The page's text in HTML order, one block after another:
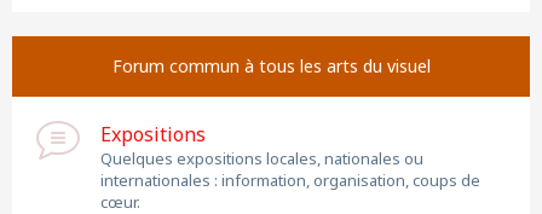
Forum commun à tous les arts du visuel
Expositions
Quelques expositions locales, nationales ou
internationales : information, organisation, coups de
cœur.